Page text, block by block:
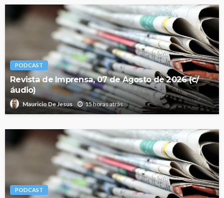
PODCAST
Revista de Imprensa, 07 de Agosto de 2026 (c/
áudio)
Mauricio De Jesus 15 horas atrás
PODCAST